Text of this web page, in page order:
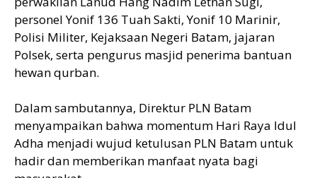
personel Yonif 136 Tuah Sakti, Yonif 10 Marinir,
Polisi Militer, Kejaksaan Negeri Batam, jajaran
Polsek, serta pengurus masjid penerima bantuan
hewan qurban.
Dalam sambutannya, Direktur PLN Batam
menyampaikan bahwa momentum Hari Raya Idul
Adha menjadi wujud ketulusan PLN Batam untuk
hadir dan memberikan manfaat nyata bagi